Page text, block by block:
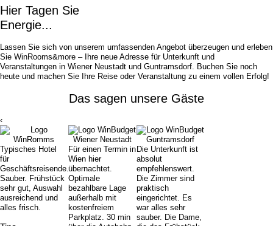
Hier Tagen Sie
Energie...
Lassen Sie sich von unserem umfassenden Angebot überzeugen und erleben
Sie WinRooms&more – Ihre neue Adresse für Unterkunft und
Veranstaltungen in Wiener Neustadt und Guntramsdorf. Buchen Sie noch
heute und machen Sie Ihre Reise oder Veranstaltung zu einem vollen Erfolg!
Das sagen unsere Gäste
‹
Typisches Hotel
für
Geschäftsreisende.
Sauber. Frühstück
sehr gut, Auswahl
ausreichend und
alles frisch.
Für einen Termin in
Wien hier
übernachtet.
Optimale
bezahlbare Lage
außerhalb mit
kostenfreiem
Parkplatz. 30 min
Die Unterkunft ist
absolut
empfehlenswert.
Die Zimmer sind
praktisch
eingerichtet. Es
war alles sehr
sauber. Die Dame,